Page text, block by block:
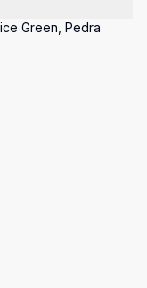
Green, Pedra